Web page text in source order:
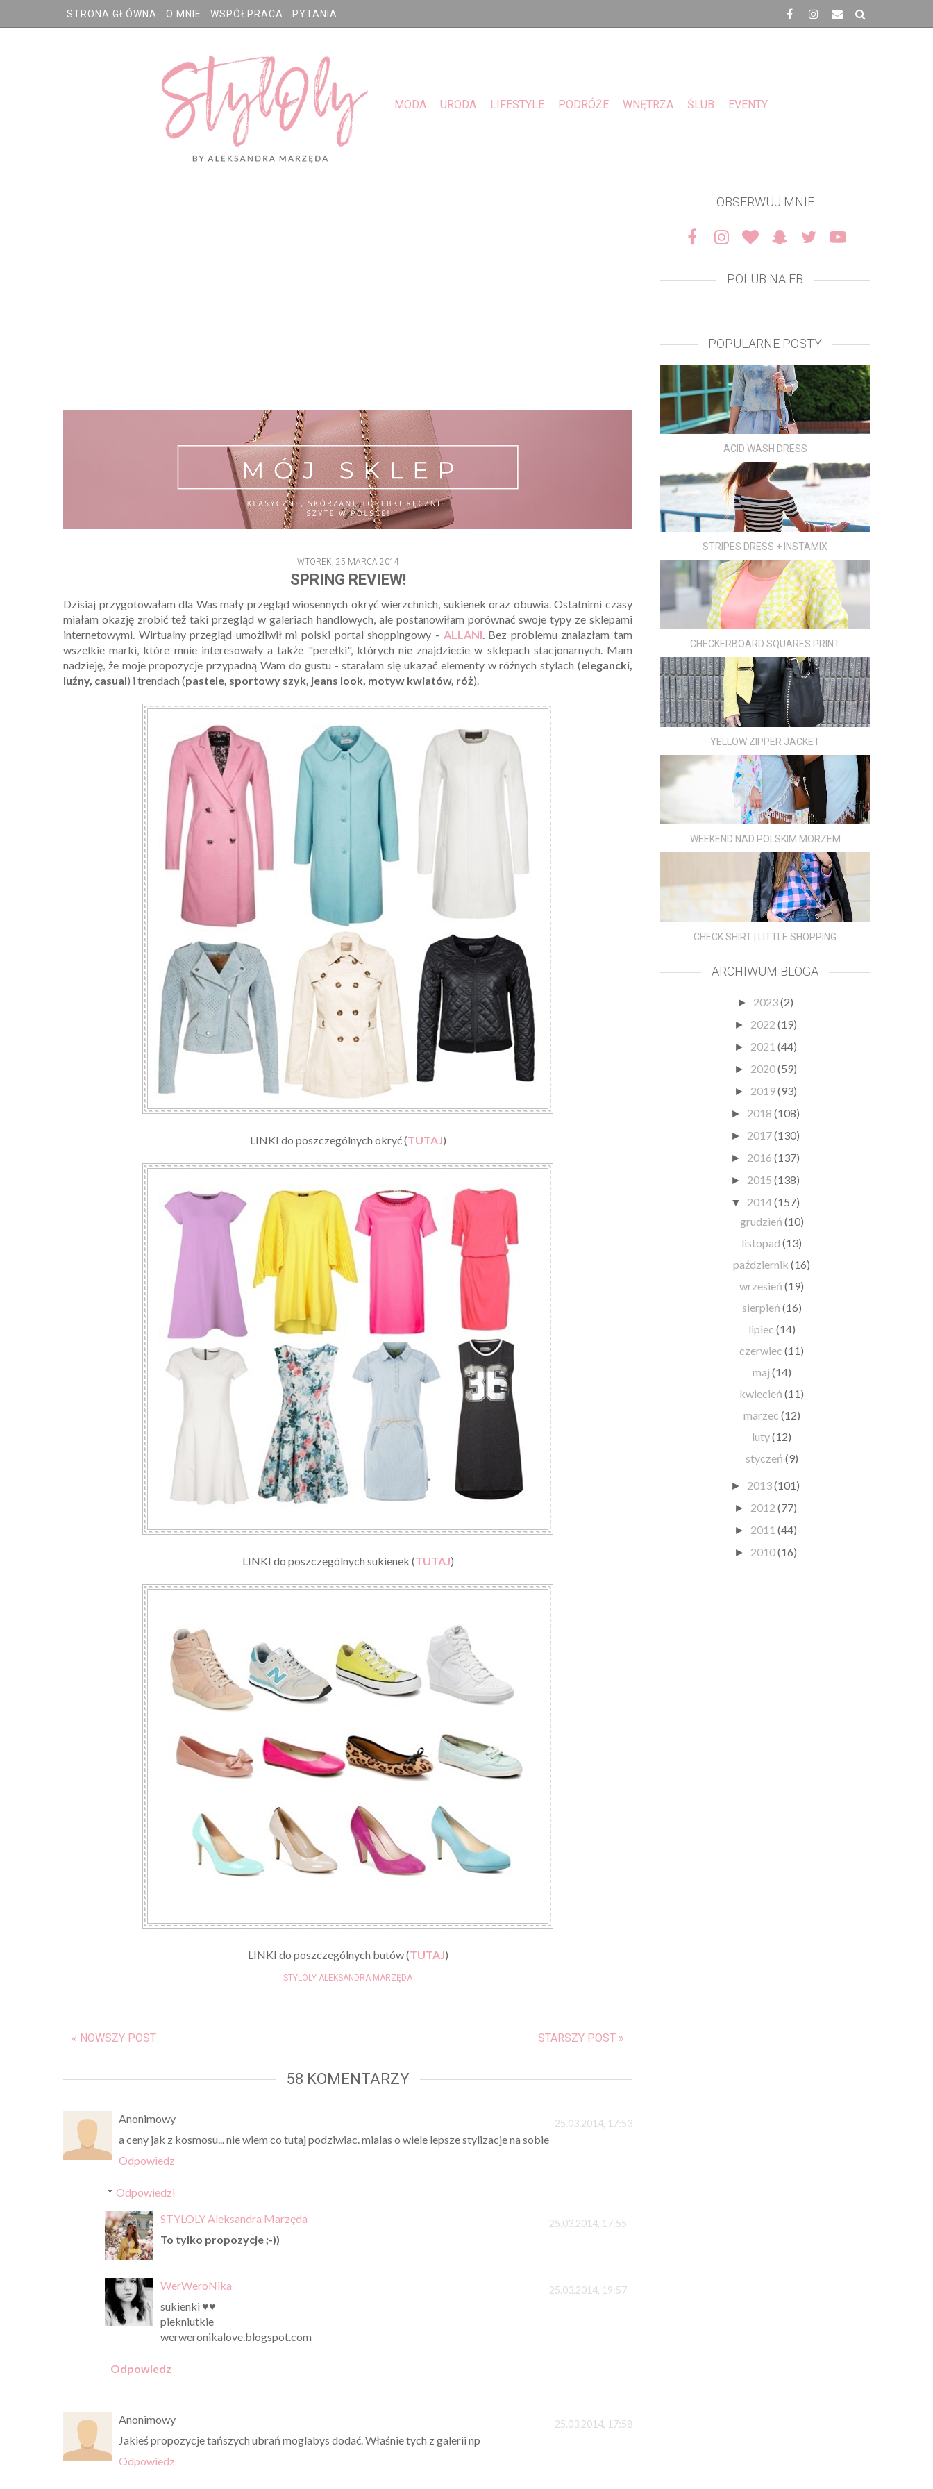
STRONA GŁÓWNA O MNIE WSPÓŁPRACA PYTANIA
MODA URODA LIFESTYLE PODRÓŻE WNĘTRZA ŚLUB EVENTY
WTOREK, 25 MARCA 2014
SPRING REVIEW!
Dzisiaj przygotowałam dla Was mały przegląd wiosennych okryć wierzchnich, sukienek oraz obuwia. Ostatnimi czasy
miałam okazję zrobić też taki przegląd w galeriach handlowych, ale postanowiłam porównać swoje typy ze sklepami
internetowymi. Wirtualny przegląd umożliwił mi polski portal shoppingowy - ALLANI . Bez problemu znalazłam tam
wszelkie marki, które mnie interesowały a także "perełki", których nie znajdziecie w sklepach stacjonarnych. Mam
nadzieję, że moje propozycje przypadną Wam do gustu - starałam się ukazać elementy w różnych stylach (elegancki,
luźny, casual) i trendach (pastele, sportowy szyk, jeans look, motyw kwiatów, róż).
LINKI do poszczególnych okryć (TUTAJ)
LINKI do poszczególnych sukienek (TUTAJ)
LINKI do poszczególnych butów (TUTAJ)
STYLOLY ALEKSANDRA MARZĘDA
« NOWSZY POST STARSZY POST »
58 KOMENTARZY
Anonimowy 25.03.2014, 17:53
a ceny jak z kosmosu... nie wiem co tutaj podziwiac. mialas o wiele lepsze stylizacje na sobie
Odpowiedz
Odpowiedzi
STYLOLY Aleksandra Marzęda
25.03.2014, 17:55
To tylko propozycje ;-))
WerWeroNika 25.03.2014, 19:57
sukienki ♥♥
piekniutkie
werweronikalove.blogspot.com
Odpowiedz
Anonimowy 25.03.2014, 17:58
Jakieś propozycje tańszych ubrań moglabys dodać. Właśnie tych z galerii np
Odpowiedz
OBSERWUJ MNIE
POLUB NA FB
POPULARNE POSTY
ACID WASH DRESS
STRIPES DRESS + INSTAMIX
CHECKERBOARD SQUARES PRINT
YELLOW ZIPPER JACKET
WEEKEND NAD POLSKIM MORZEM
CHECK SHIRT | LITTLE SHOPPING
ARCHIWUM BLOGA
► 2023(2)
► 2022 (19)
► 2021 (44)
► 2020(59)
► 2019(93)
► 2018 (108)
► 2017(130)
► 2016 (137)
► 2015 (138)
▼ 2014(157)
grudzień (10)
listopad(13)
październik(16)
wrzesień(19)
sierpień (16)
lipiec (14)
czerwiec(11)
maj (14)
kwiecień(11)
marzec (12)
luty(12)
styczeń (9)
► 2013(101)
► 2012 (77)
► 2011 (44)
► 2010(16)